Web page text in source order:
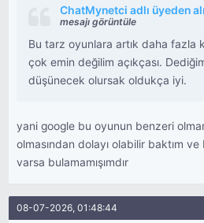
ChatMynetci adlı üyeden
mesajı görüntüle
Bu tarz oyunlara artık daha fazla
çok emin değilim açıkçası.
düşünecek olursak oldukça iyi.
yani google bu oyunun benzeri
olmasından dolayı olabilir baktım
varsa bulamamışımdır
08-07-2026, 01:48:44